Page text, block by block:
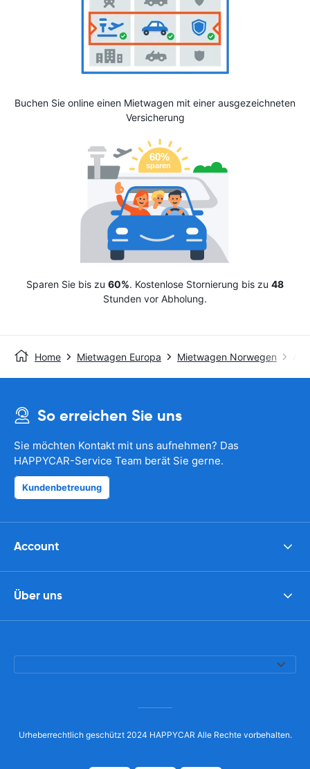
Buchen Sie online einen Mietwagen mit einer ausgezeichneten
Versicherung
Sparen Sie bis zu 60%. Kostenlose Stornierung bis zu 48
Stunden vor Abholung.
Home Mietwagen Europa Mietwagen Norwegen
So erreichen Sie uns
Sie möchten Kontakt mit uns aufnehmen? Das
HAPPYCAR-Service Team berät Sie gerne.
Kundenbetreuung
Account
Über uns
Urheberrechtlich geschützt 2024 HAPPYCAR Alle Rechte vorbehalten.